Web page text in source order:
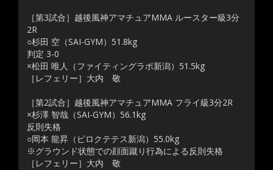
［第3試合］越後風神アマチュアMMA ルースター級3分
2R
○杉田 空（SAI-GYM）51.8kg
判定 3-0
×松田 唯人（ファイティングラボ新潟）51.5kg
［レフェリー］大内 敬
［第2試合］越後風神アマチュアMMA フライ級3分2R
×杉澤 智哉（SAI-GYM）56.1kg
反則失格
○岡本 龍昇（ピロクテテス新潟）55.0kg
※グラウンド状態での顔面蹴り行為による反則失格
［レフェリー］大内 敬